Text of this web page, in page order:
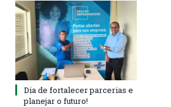
Dia de fortalecer parcerias e
planejar o futuro!